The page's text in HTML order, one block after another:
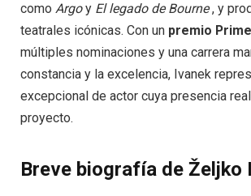
como Argoy El legado de Bourne, y
teatrales icónicas. Con un premio
múltiples nominaciones y una carrera
constancia y la excelencia, Ivanek
excepcional de actor cuya presencia
proyecto.
Breve biografía de Željko